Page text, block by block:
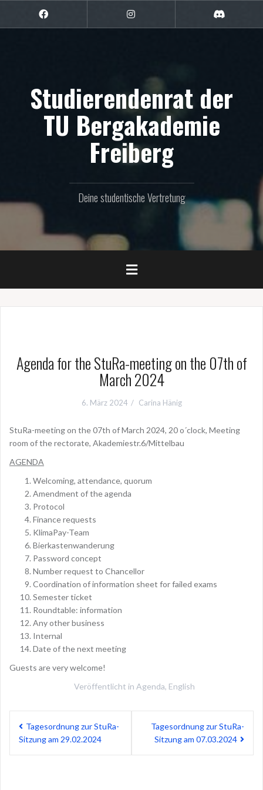
springen
Facebook
Studierendenrat der
TU Bergakademie
Freiberg
Deine studentische Vertretung
Agenda for the StuRa-meeting on the 07th of
March 2024
6. März 2024 Carina Hänig
StuRa-meeting on the 07th of March 2024, 20 o´clock, Meeting
room of the rectorate, Akademiestr.6/Mittelbau
AGENDA
Welcoming, attendance, quorum
Amendment of the agenda
Protocol
Finance requests
KlimaPay-Team
Bierkastenwanderung
Password concept
Number request to Chancellor
Coordination of information sheet for failed exams
Semester ticket
Roundtable: information
Any other business
Internal
Date of the next meeting
Guests are very welcome!
Veröffentlicht in Agenda, English
Beitragsnavigation
Tagesordnung zur StuRa-
Sitzung am 29.02.2024
Tagesordnung zur StuRa-
Sitzung am 07.03.2024